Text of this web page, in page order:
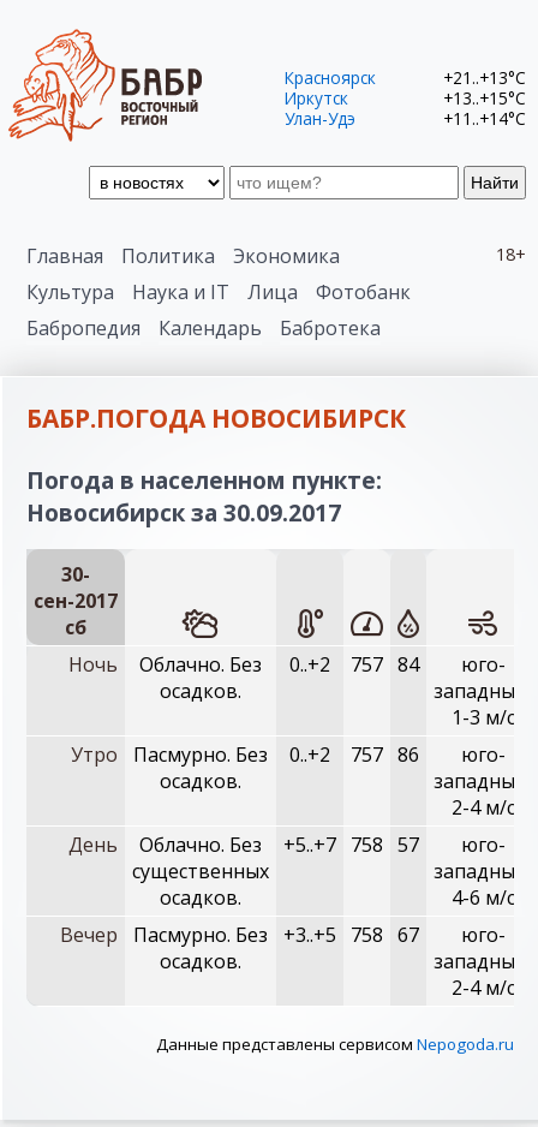
Найти
Красноярск
+21..+13°C
Иркутск
+13..+15°C
Улан-Удэ
+11..+14°C
18+
Главная Политика
Экономика
Культура
Наука и IT Лица
Фотобанк
Бабропедия
Календарь Бабротека
БАБР.ПОГОДА НОВОСИБИРСК
Погода в населенном пункте:
Новосибирск за 30.09.2017
30-
сен-2017
сб
Ночь
Облачно. Без
осадков.
0..+2 757 84
юго-
западный,
1-3 м/с
Утро
Пасмурно. Без
осадков.
0..+2 757 86
юго-
западный,
2-4 м/с
День
Облачно. Без
существенных
осадков.
+5..+7 758 57
юго-
западный,
4-6 м/с
Вечер
Пасмурно. Без
осадков.
+3..+5 758 67
юго-
западный,
2-4 м/с
Данные представлены сервисом Nepogoda.ru